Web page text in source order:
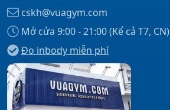
cskh@vuagym.com
Mở cửa 9:00 - 21:00 (Kể cả T7, CN)
Đo inbody miễn phí